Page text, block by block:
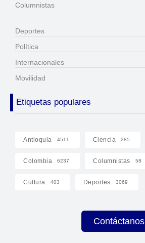
Columnistas
Deportes
Política
Internacionales
Movilidad
Etiquetas populares
Antioquia 4511 Ciencia 285
Colombia 6237 Columnistas 58
Cultura 403 Deportes 3069
Contáctanos